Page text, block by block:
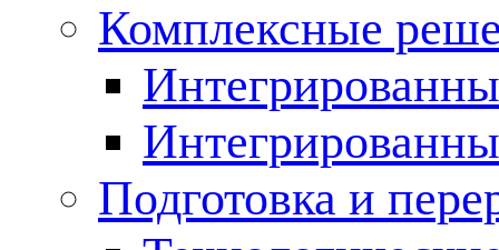
Комплексные
Подготовка и